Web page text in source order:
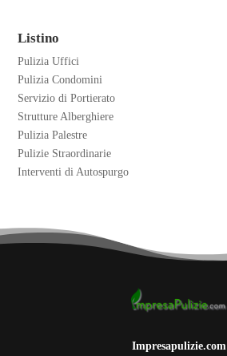
Listino
Pulizia Uffici
Pulizia Condomini
Servizio di Portierato
Strutture Alberghiere
Pulizia Palestre
Pulizie Straordinarie
Interventi di Autospurgo
Impresapulizie.com